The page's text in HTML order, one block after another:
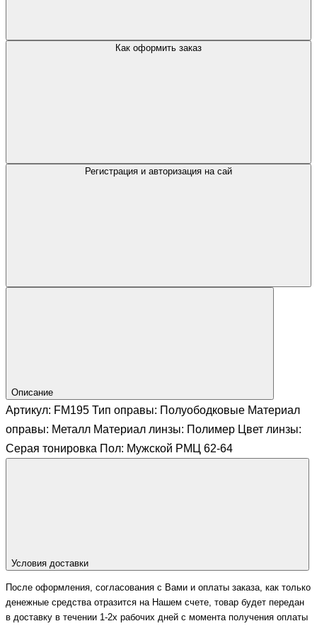
Как оформить заказ
Регистрация и авторизация на сай
Описание
Артикул: FM195 Тип оправы: Полуободковые Материал
оправы: Металл Материал линзы: Полимер Цвет линзы:
Серая тонировка Пол: Мужской РМЦ 62-64
Условия доставки
После оформления, согласования с Вами и оплаты заказа, как только
денежные средства отразится на Нашем счете, товар будет передан
в доставку в течении 1-2х рабочих дней с момента получения оплаты